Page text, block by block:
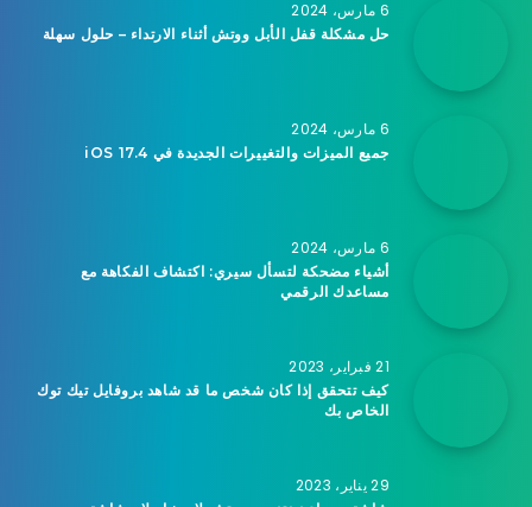
6 مارس، 2024
حل مشكلة قفل الأبل ووتش أثناء الارتداء – حلول سهلة
6 مارس، 2024
جميع الميزات والتغييرات الجديدة في iOS 17.4
6 مارس، 2024
أشياء مضحكة لتسأل سيري: اكتشاف الفكاهة مع
مساعدك الرقمي
21 فبراير، 2023
كيف تتحقق إذا كان شخص ما قد شاهد بروفايل تيك توك
الخاص بك
29 يناير، 2023